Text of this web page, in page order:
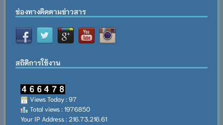
ช่องทางติดตามข่าวสาร
สถิติการใช้งาน
Views Today : 97
Total views : 1976850
Your IP Address : 216.73.216.61